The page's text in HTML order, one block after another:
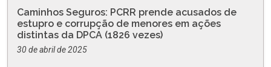
Caminhos Seguros: PCRR prende acusados de
estupro e corrupção de menores em ações
distintas da DPCA (1826 vezes)
30 de abril de 2025